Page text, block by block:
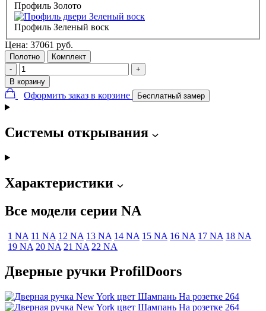
Профиль Золото
Профиль Зеленый воск
Цена: 37061 руб.
Полотно
Комплект
-
+
В корзину
Оформить заказ в корзине Бесплатный замер
Системы открывания
Характеристики
Все модели серии NA
1 NA 11 NA 12 NA 13 NA 14 NA 15 NA 16 NA 17 NA 18 NA
19 NA 20 NA 21 NA 22 NA
Дверные ручки ProfilDoors